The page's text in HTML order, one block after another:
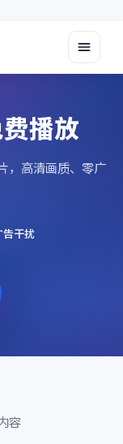
播放
，高清画质、零广
告干扰
容